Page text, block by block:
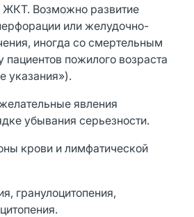
ЖКТ. Возможно развитие
или желудочно-
иногда со смертельным
пациентов пожилого возраста
указания»).
явления
убывания серьезности.
крови и лимфатической
гранулоцитопения,